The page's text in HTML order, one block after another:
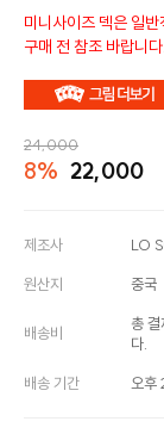
미니사이즈 덱은 일
구매 전 참조 바랍니다.
24,000
8% 22,000
제조사 LO
원산지 중국
배송비
총
다.
배송 기간 오후